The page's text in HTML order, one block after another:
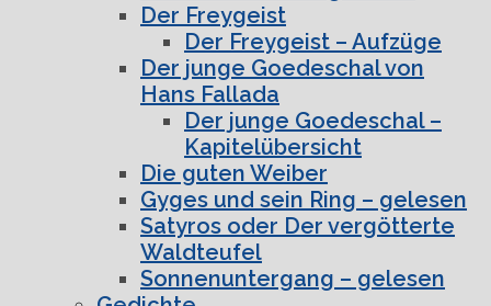
Der Freygeist
Der Freygeist – Aufzüge
Der junge Goedeschal von
Hans Fallada
Der junge Goedeschal –
Kapitelübersicht
Die guten Weiber
Gyges und sein Ring – gelesen
Satyros oder Der vergötterte
Waldteufel
Sonnenuntergang – gelesen